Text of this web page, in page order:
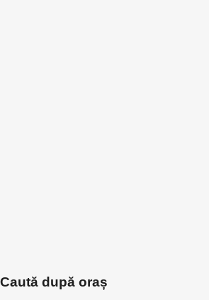
Caută după oraș